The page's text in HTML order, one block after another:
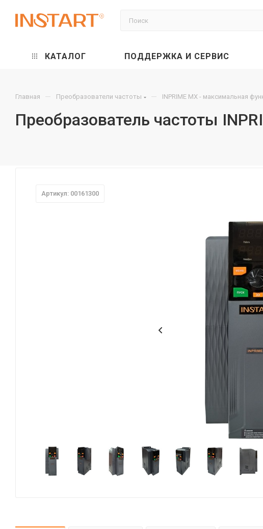
КАТАЛОГ ПОДДЕРЖКА И СЕРВИС
Главная — Преобразователи частоты — INPRIME MX - максимальная
Преобразователь частоты
Артикул: 00161300